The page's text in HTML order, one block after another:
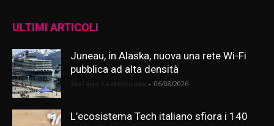
ULTIMI ARTICOLI
Juneau, in Alaska, nuova una rete Wi-Fi
pubblica ad alta densità
- 06/08/2026
L’ecosistema Tech italiano sfiora i 140